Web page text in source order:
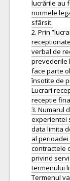
lucrările au
normele
sfârsit.
2. Prin
verbal de
prevederile
face parte
însotite de
Lucrari
receptie
3. Numarul
experientei
data limita
al perioadei
contractele
privind
termenului
Termenul